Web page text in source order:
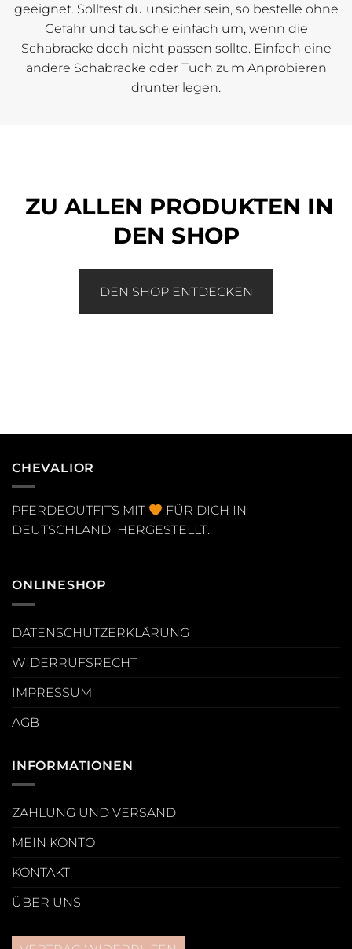
geeignet. Solltest du unsicher sein, so bestelle ohne
Gefahr und tausche einfach um, wenn die
Schabracke doch nicht passen sollte. Einfach eine
andere Schabracke oder Tuch zum Anprobieren
drunter legen.
ZU ALLEN PRODUKTEN IN
DEN SHOP
DEN SHOP ENTDECKEN
CHEVALIOR
PFERDEOUTFITS MIT
FÜR DICH IN
DEUTSCHLAND HERGESTELLT.
ONLINESHOP
DATENSCHUTZERKLÄRUNG
WIDERRUFSRECHT
IMPRESSUM
AGB
INFORMATIONEN
ZAHLUNG UND VERSAND
MEIN KONTO
KONTAKT
ÜBER UNS